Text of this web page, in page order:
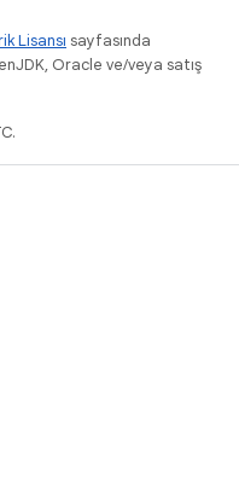
Lisansı sayfasında
Oracle ve/veya satış